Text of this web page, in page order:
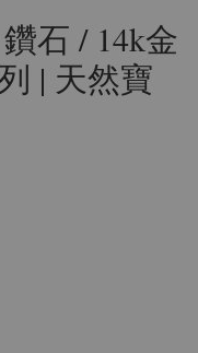
石 / 14k金
| 天然寶